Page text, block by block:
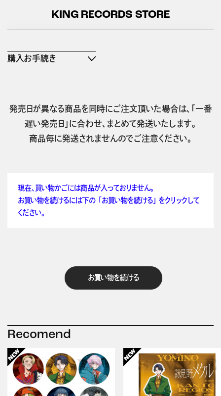
KING RECORDS STORE
購入お手続き
発売日が異なる商品を同時にご注文頂いた場合は、「一番
遅い発売日」に合わせ、まとめて発送いたします。
商品毎に発送されませんのでご注意ください。
現在、買い物かごには商品が入っておりません。
お買い物を続けるには下の 「お買い物を続ける」 をクリックして
ください。
お買い物を続ける
Recomend